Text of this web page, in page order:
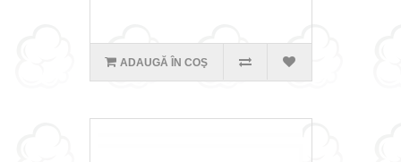
ADAUGĂ ÎN COŞ